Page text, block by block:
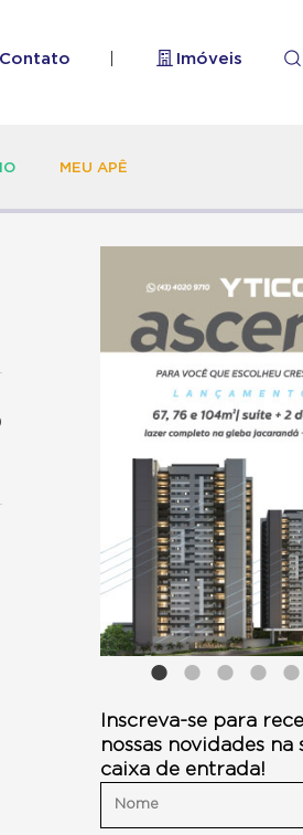
Contato Imóveis
MEU APÊ
Inscreva-se para
nossas novidades na
caixa de entrada!